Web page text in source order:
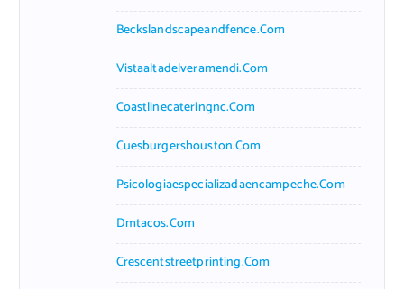
Beckslandscapeandfence.com
Vistaaltadelveramendi.com
Coastlinecateringnc.com
Cuesburgershouston.com
Psicologiaespecializadaencampeche.com
Dmtacos.com
Crescentstreetprinting.com